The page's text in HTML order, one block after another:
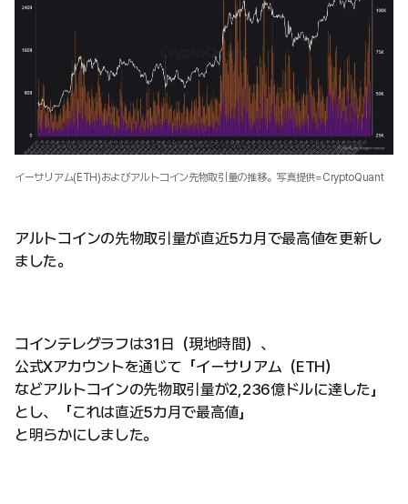
イーサリアム(ETH)およびアルトコイン先物取引量の推移。写真提供=CryptoQuant
アルトコインの先物取引量が直近5カ月で最高値を更新し
ました。
コインテレグラフは31日（現地時間）、
公式Xアカウントを通じて「イーサリアム（ETH）
などアルトコインの先物取引量が2,236億ドルに達した」
とし、「これは直近5カ月で最高値」
と明らかにしました。